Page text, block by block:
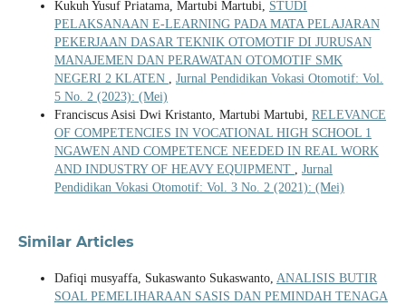
Kukuh Yusuf Priatama, Martubi Martubi, STUDI
PELAKSANAAN E-LEARNING PADA MATA PELAJARAN
PEKERJAAN DASAR TEKNIK OTOMOTIF DI JURUSAN
MANAJEMEN DAN PERAWATAN OTOMOTIF SMK
NEGERI 2 KLATEN , Jurnal Pendidikan Vokasi Otomotif: Vol.
5 No. 2 (2023): (Mei)
Franciscus Asisi Dwi Kristanto, Martubi Martubi, RELEVANCE
OF COMPETENCIES IN VOCATIONAL HIGH SCHOOL 1
NGAWEN AND COMPETENCE NEEDED IN REAL WORK
AND INDUSTRY OF HEAVY EQUIPMENT , Jurnal
Pendidikan Vokasi Otomotif: Vol. 3 No. 2 (2021): (Mei)
Similar Articles
Dafiqi musyaffa, Sukaswanto Sukaswanto, ANALISIS BUTIR
SOAL PEMELIHARAAN SASIS DAN PEMINDAH TENAGA